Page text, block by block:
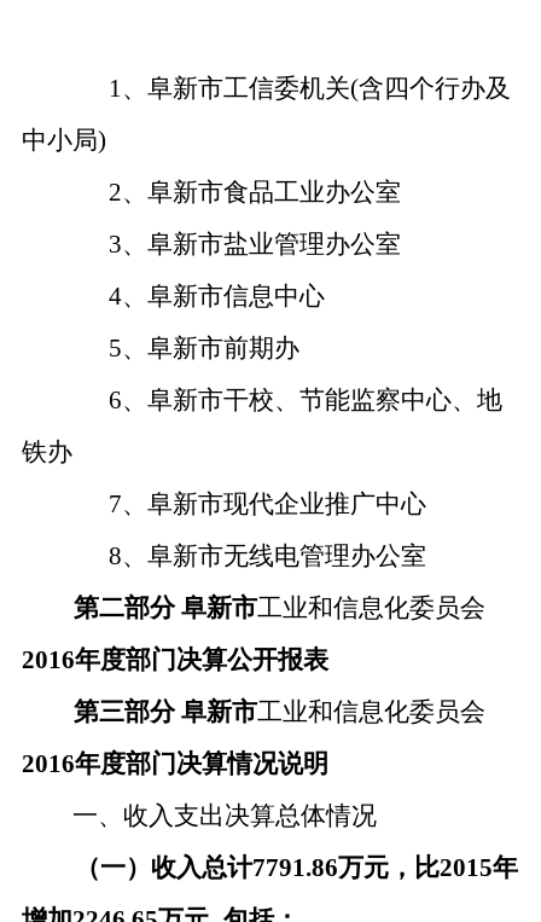
1、阜新市工信委机关(含四个行办及
中小局)
2、阜新市食品工业办公室
3、阜新市盐业管理办公室
4、阜新市信息中心
5、阜新市前期办
6、阜新市干校、节能监察中心、地
铁办
7、阜新市现代企业推广中心
8、阜新市无线电管理办公室
第二部分 阜新市工业和信息化委员会
2016年度部门决算公开报表
第三部分 阜新市工业和信息化委员会
2016年度部门决算情况说明
一、收入支出决算总体情况
（一）收入总计7791.86万元， 比2015年